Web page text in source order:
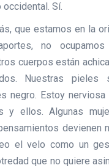
occidental. Sí.
que estamos en la
no
cuerpos están
Nuestras pieles
negro. Estoy
y ellos. Algunas
devienen
el velo como un
que no quiere